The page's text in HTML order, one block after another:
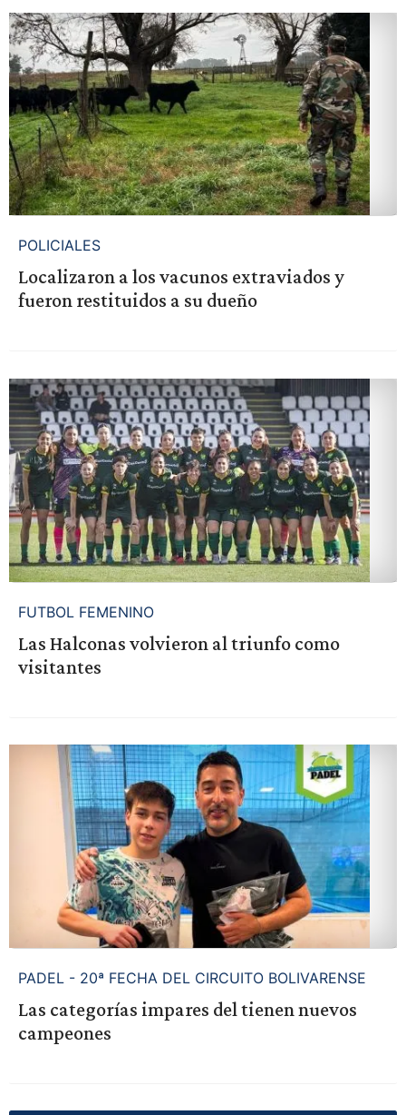
POLICIALES
Localizaron a los vacunos extraviados y
fueron restituidos a su dueño
FUTBOL FEMENINO
Las Halconas volvieron al triunfo como
visitantes
PADEL - 20ª FECHA DEL CIRCUITO BOLIVARENSE
Las categorías impares del tienen nuevos
campeones